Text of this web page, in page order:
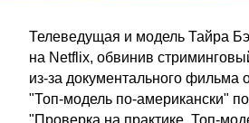
Телеведущая и модель Тайра
на Netflix, обвинив
из-за документального фильма
"Топ-модель по-американски"
"Проверка на практике. Топ-
Контакт»